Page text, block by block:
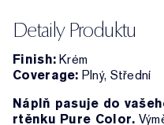
Detaily Produktu
Finish:Krém
Coverage: Plný, Střední
Náplň pasuje do
rtěnku Pure Color.